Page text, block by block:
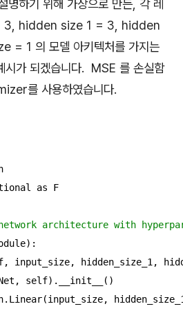
명하기 위해 가상으로 만든, 각 레
3, hidden size 1 = 3, hidden
1 의 모델 아키텍처를 가지는
가 되겠습니다. MSE 를 손실함
를 사용하였습니다.
as F
architecture with
input_size, hidden_size_1,
self).__init__()